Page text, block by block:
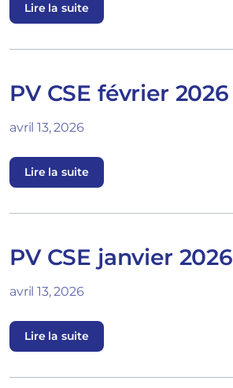
Lire la suite
PV CSE février 2026
avril 13, 2026
Lire la suite
PV CSE janvier 2026
avril 13, 2026
Lire la suite